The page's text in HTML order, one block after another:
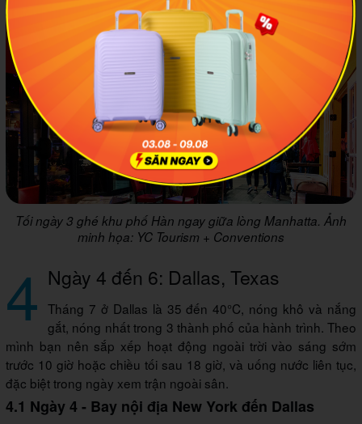
Tối ngày 3 ghé khu phố Hàn ngay giữa lòng Manhatta. Ảnh
minh họa: YC Tourism + Conventions
4 Ngày 4 đến 6: Dallas, Texas
Tháng 7 ở Dallas là 35 đến 40°C, nóng khô và nắng
gắt, nóng nhất trong 3 thành phố của hành trình. Theo
mình bạn nên sắp xếp hoạt động ngoài trời vào sáng sớm
trước 10 giờ hoặc chiều tối sau 18 giờ, và uống nước liên tục,
đặc biệt trong ngày xem trận ngoài sân.
4.1 Ngày 4 - Bay nội địa New York đến Dallas